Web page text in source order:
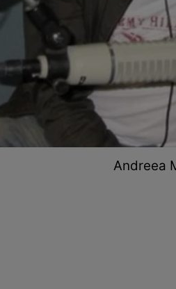
Andreea